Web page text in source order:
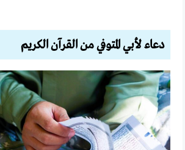
دعاء لأبي المتوفي من القرآن الكريم